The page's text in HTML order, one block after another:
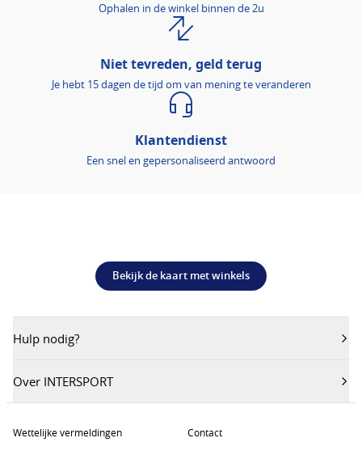
Ophalen in de winkel binnen de 2u
Niet tevreden, geld terug
Je hebt 15 dagen de tijd om van mening te veranderen
Klantendienst
Een snel en gepersonaliseerd antwoord
Bekijk de kaart met winkels
Hulp nodig?
Over INTERSPORT
Wettelijke vermeldingen
Contact